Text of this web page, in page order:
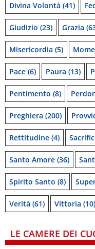
Divina Volontà (41)
Giudizio (23) Grazia
Misericordia (5)
Pace (6) Paura (13)
Pentimento (8)
Preghiera (200)
Rettitudine (4)
Santo Amore (36)
Spirito Santo (8)
Verità (61) Vittoria (10)
LE CAMERE DEI